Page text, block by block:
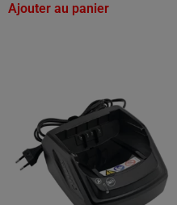
Ajouter au panier